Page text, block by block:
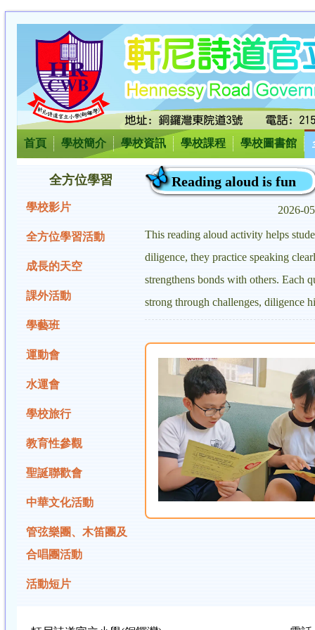
首頁 學校簡介 學校資訊 學校課程 學校圖書館
全方位學習
學校影片
全方位學習活動
成長的天空
課外活動
學藝班
運動會
水運會
學校旅行
教育性參觀
聖誕聯歡會
中華文化活動
管弦樂團、木笛團及
合唱團活動
活動短片
Reading aloud is fun
2026-
This reading aloud activity helps
diligence, they practice speaking
strengthens bonds with others. Each
strong through challenges, diligence